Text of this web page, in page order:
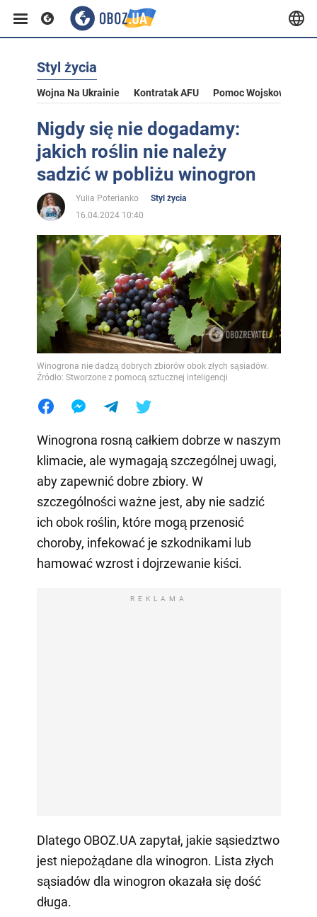
Styl życia
Wojna Na Ukrainie Kontratak AFU Pomoc Wojskowa Dla
Nigdy się nie dogadamy:
jakich roślin nie należy
sadzić w pobliżu winogron
Yulia Poterianko
Styl życia
16.04.2024 10:40
Winogrona nie dadzą dobrych zbiorów obok złych sąsiadów.
Źródło: Stworzone z pomocą sztucznej inteligencji
Winogrona rosną całkiem dobrze w naszym
klimacie, ale wymagają szczególnej uwagi,
aby zapewnić dobre zbiory. W
szczególności ważne jest, aby nie sadzić
ich obok roślin, które mogą przenosić
choroby, infekować je szkodnikami lub
hamować wzrost i dojrzewanie kiści.
REKLAMA
Dlatego OBOZ.UA zapytał, jakie sąsiedztwo
jest niepożądane dla winogron. Lista złych
sąsiadów dla winogron okazała się dość
długa.